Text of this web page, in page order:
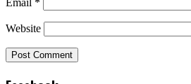
Email *
Website